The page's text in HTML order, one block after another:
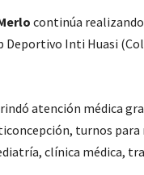
continúa
Deportivo Inti Huasi
atención médica
turnos
clínica médica,